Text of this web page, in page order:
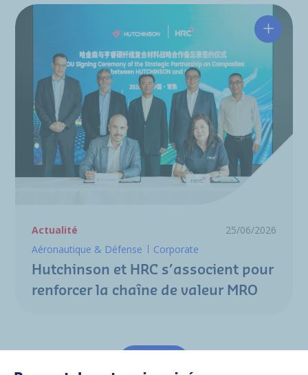
programmes aéronautiques
Actualité
25/06/2026
Aéronautique & Défense
Corporate
Hutchinson et HRC s’associent pour
renforcer la chaîne de valeur MRO